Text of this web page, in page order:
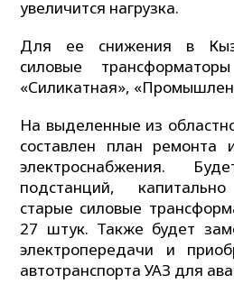
увеличится нагрузка.
Для ее снижения в
силовые
«Силикатная»,
На выделенные из
составлен план ремонта
электроснабжения.
подстанций,
старые силовые
27 штук. Также будет
электропередачи и
автотранспорта УАЗ для